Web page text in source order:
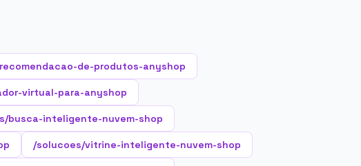
de-produtos-anyshop
virtual-para-anyshop
busca-inteligente-nuvem-shop
/solucoes/vitrine-inteligente-nuvem-shop